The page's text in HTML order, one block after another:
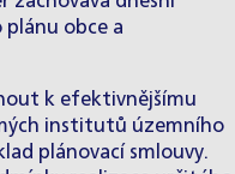
obce a
k efektivnějšímu
institutů územního
plánovací smlouvy.